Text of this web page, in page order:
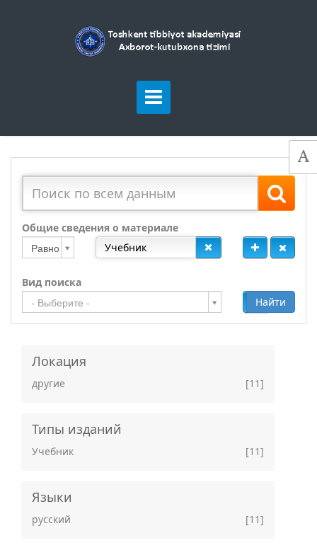
Общие сведения о материале
Равно
Вид поиска
- Выберите - Добавить
Найти
Локация
другие [11]
Типы изданий
Учебник [11]
Языки
русский [11]